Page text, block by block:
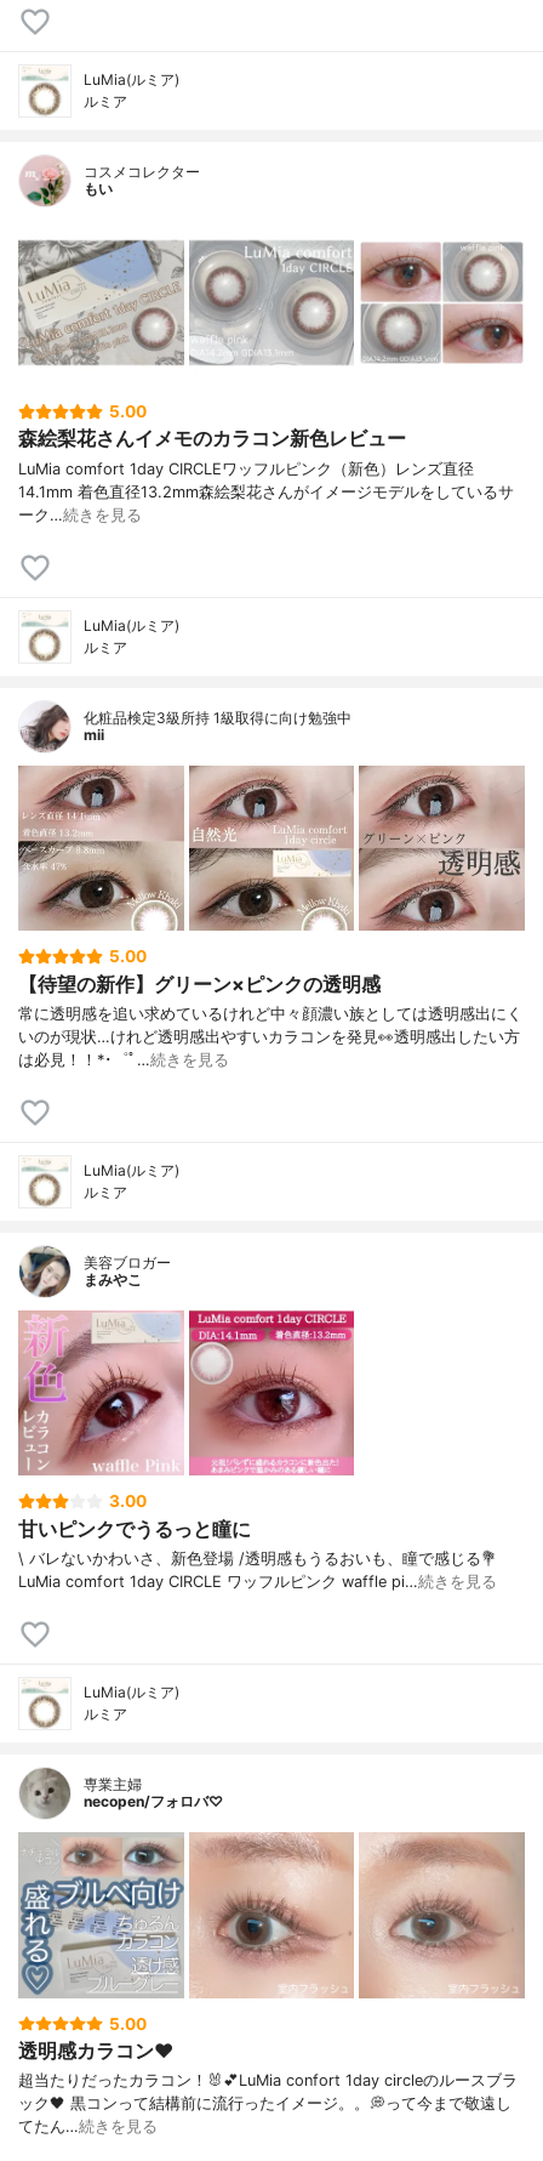
LuMia(ルミア)
ルミア
コスメコレクター
もい
5.00
森絵梨花さんイメモのカラコン新色レビュー
LuMia comfort 1day CIRCLEワッフルピンク（新色）レンズ直径
14.1mm 着色直径13.2mm森絵梨花さんがイメージモデルをしているサ
ーク…続きを見る
LuMia(ルミア)
ルミア
化粧品検定3級所持 1級取得に向け勉強中
mii
5.00
【待望の新作】グリーン×ピンクの透明感⁡
常に透明感を追い求めているけれど⁡中々顔濃い族としては透明感出にく
いのが現状…⁡⁡けれど透明感出やすいカラコンを発見👀⁡透明感出したい方
は必見！！⁡⁡⁡*･゜ﾟ…続きを見る
LuMia(ルミア)
ルミア
美容ブロガー
まみやこ
3.00
甘いピンクでうるっと瞳に
\ バレないかわいさ、新色登場 /⁡透明感もうるおいも、瞳で感じる⁡⁡💐
LuMia comfort 1day CIRCLE ワッフルピンク waffle pi…続きを見る
LuMia(ルミア)
ルミア
専業主婦
necopen/フォロバ♡
5.00
透明感カラコン♥︎
超当たりだったカラコン！🐰💕LuMia confort 1day circleのルースブラ
ック🖤 黒コンって結構前に流行ったイメージ。。💭って今まで敬遠し
てたん…続きを見る